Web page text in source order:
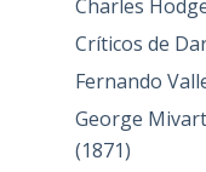
Charles
Críticos de
Fernando
George
(1871)